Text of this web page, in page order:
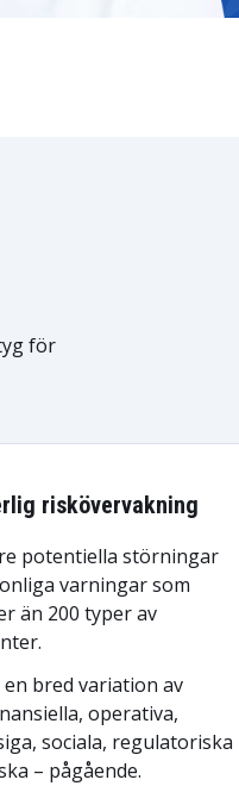
för
riskövervakning
potentiella störningar
varningar som
än 200 typer av
en bred variation av
operativa,
sociala, regulatoriska
– pågående.